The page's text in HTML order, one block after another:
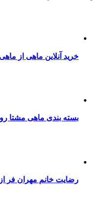
خرید آنلاین ماهی از
بسته بندی ماهی مشتا رو
رضایت خانم مهران فر